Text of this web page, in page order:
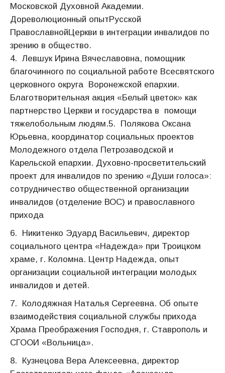
Московской Духовной Академии.
Дореволюционный опытРусской
ПравославнойЦеркви в интеграции инвалидов по
зрению в общество.
4. Левшук Ирина Вячеславовна, помощник
благочинного по социальной работе Всесвятского
церковного округа Воронежской епархии.
Благотворительная акция «Белый цветок» как
партнерство Церкви и государства в помощи
тяжелобольным людям.5. Полякова Оксана
Юрьевна, координатор социальных проектов
Молодежного отдела Петрозаводской и
Карельской епархии. Духовно-просветительский
проект для инвалидов по зрению «Души голоса»:
сотрудничество общественной организации
инвалидов (отделение ВОС) и православного
прихода
6. Никитенко Эдуард Васильевич, директор
социального центра «Надежда» при Троицком
храме, г. Коломна. Центр Надежда, опыт
организации социальной интеграции молодых
инвалидов и детей.
7. Колодяжная Наталья Сергеевна. Об опыте
взаимодействия социальной службы прихода
Храма Преображения Господня, г. Ставрополь и
СГООИ «Вольница».
8. Кузнецова Вера Алексеевна, директор